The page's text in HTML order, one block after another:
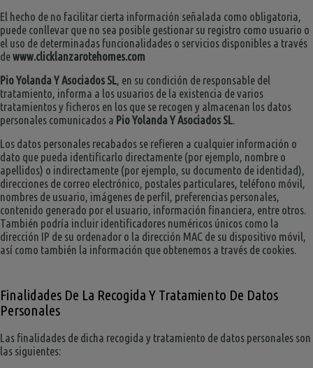
El hecho de no facilitar cierta información señalada como obligatoria,
puede conllevar que no sea posible gestionar su registro como usuario o
el uso de determinadas funcionalidades o servicios disponibles a través
dewww.clicklanzarotehomes.com
Pio Yolanda Y Asociados SL, en su condición de responsable del
tratamiento, informa a los usuarios de la existencia de varios
tratamientos y ficheros en los que se recogen y almacenan los datos
personales comunicados a Pio Yolanda Y Asociados SL.
Los datos personales recabados se refieren a cualquier información o
dato que pueda identificarlo directamente (por ejemplo, nombre o
apellidos) o indirectamente (por ejemplo, su documento de identidad),
direcciones de correo electrónico, postales particulares, teléfono móvil,
nombres de usuario, imágenes de perfil, preferencias personales,
contenido generado por el usuario, información financiera, entre otros.
También podría incluir identificadores numéricos únicos como la
dirección IP de su ordenador o la dirección MAC de su dispositivo móvil,
así como también la información que obtenemos a través de cookies.
Finalidades De La Recogida Y Tratamiento De Datos
Personales
Las finalidades de dicha recogida y tratamiento de datos personales son
las siguientes: